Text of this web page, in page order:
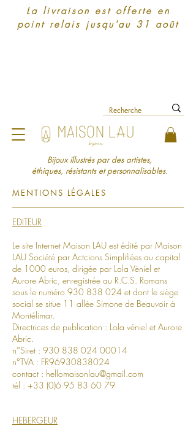
La livraison est offerte en
point relais jusqu'au 31 août
Bijoux illustrés par des artistes,
éthiques, résistants et personnalisables.​
MENTIONS LÉGALES
EDITEUR
Le site Internet Maison LAU est édité par Maison
LAU Société par Actcions Simplifiées au capital
de 1000 euros, dirigée par Lola Véniel et
Aurore Abric, enregistrée au R.C.S​. Romans
sous le numéro 930 838 024 et dont le siège
social se situe 11 allée Simone de Beauvoir à
Montélimar.
Directrices de publication : Lola véniel et Aurore
Abric.
n°Siret : 930 838 024 00014
n°TVA : FR96930838024
contact : hellomaisonlau@gmail.com
tél : +33 (0)6 95 83 60 79
HEBERGEUR